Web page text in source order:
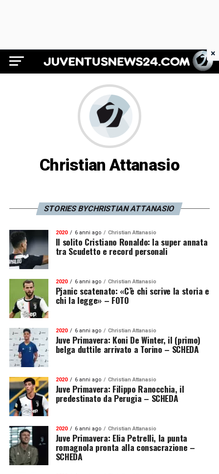
Juventus News 24
Christian Attanasio
STORIES BYCHRISTIAN ATTANASIO
2020 6 anni ago Christian Attanasio
Il solito Cristiano Ronaldo: la super annata
tra Scudetto e record personali
2020 6 anni ago Christian Attanasio
Pjanic scatenato: «C’è chi scrive la storia e
chi la legge» – FOTO
2020 6 anni ago Christian Attanasio
Juve Primavera: Koni De Winter, il (primo)
belga duttile arrivato a Torino – SCHEDA
2020 6 anni ago Christian Attanasio
Juve Primavera: Filippo Ranocchia, il
predestinato da Perugia – SCHEDA
2020 6 anni ago Christian Attanasio
Juve Primavera: Elia Petrelli, la punta
romagnola pronta alla consacrazione –
SCHEDA
×